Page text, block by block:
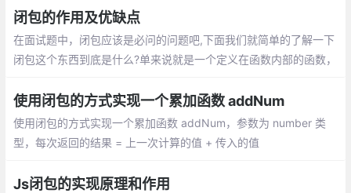
闭包的作用及优缺点
在面试题中，闭包应该是必问的问题吧,下面我们就简单的了解一下
闭包这个东西到底是什么?单来说就是一个定义在函数内部的函数，
使用闭包的方式实现一个累加函数 addNum
使用闭包的方式实现一个累加函数 addNum，参数为 number 类
型，每次返回的结果 = 上一次计算的值 + 传入的值
Js闭包的实现原理和作用